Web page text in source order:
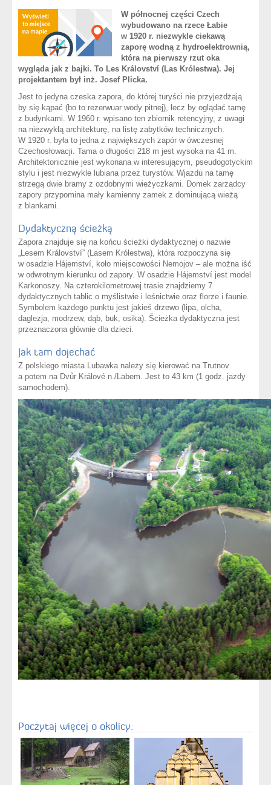
W północnej części Czech
wybudowano na rzece Łabie
w 1920 r. niezwykle ciekawą
zaporę wodną z hydroelektrownią,
która na pierwszy rzut oka
wygląda jak z bajki. To Les Království (Las Królestwa). Jej
projektantem był inż. Josef Plicka.
Jest to jedyna czeska zapora, do której turyści nie przyjeżdżają
by się kąpać (bo to rezerwuar wody pitnej), lecz by oglądać tamę
z budynkami. W 1960 r. wpisano ten zbiornik retencyjny, z uwagi
na niezwykłą architekturę, na listę zabytków technicznych.
W 1920 r. była to jedna z największych zapór w ówczesnej
Czechosłowacji. Tama o długości 218 m jest wysoka na 41 m.
Architektonicznie jest wykonana w interesującym, pseudogotyckim
stylu i jest niezwykle lubiana przez turystów. Wjazdu na tamę
strzegą dwie bramy z ozdobnymi wieżyczkami. Domek zarządcy
zapory przypomina mały kamienny zamek z dominującą wieżą
z blankami.
Dydaktyczną ścieżką
Zapora znajduje się na końcu ścieżki dydaktycznej o nazwie
„Lesem Království” (Lasem Królestwa), która rozpoczyna się
w osadzie Hájemství, koło miejscowości Nemojov – ale można iść
w odwrotnym kierunku od zapory. W osadzie Hájemství jest model
Karkonoszy. Na czterokilometrowej trasie znajdziemy 7
dydaktycznych tablic o myślistwie i leśnictwie oraz florze i faunie.
Symbolem każdego punktu jest jakieś drzewo (lipa, olcha,
daglezja, modrzew, dąb, buk, osika). Ścieżka dydaktyczna jest
przeznaczona głównie dla dzieci.
Jak tam dojechać
Z polskiego miasta Lubawka należy się kierować na Trutnov
a potem na Dvůr Králové n./Labem. Jest to 43 km (1 godz. jazdy
samochodem).
Poczytaj więcej o okolicy: